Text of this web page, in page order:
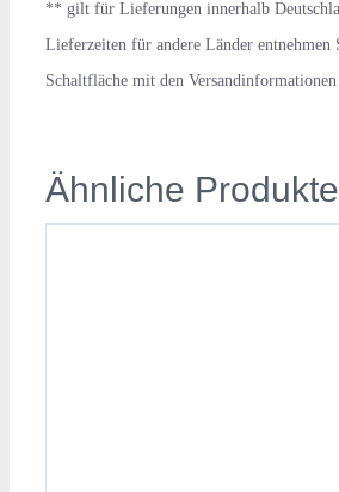
Ähnliche Produkte